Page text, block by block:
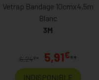
Vetrap Bandage 10cmx4,5m
Blanc
3M
6,24€* 5,91€**
INDISPONIBLE